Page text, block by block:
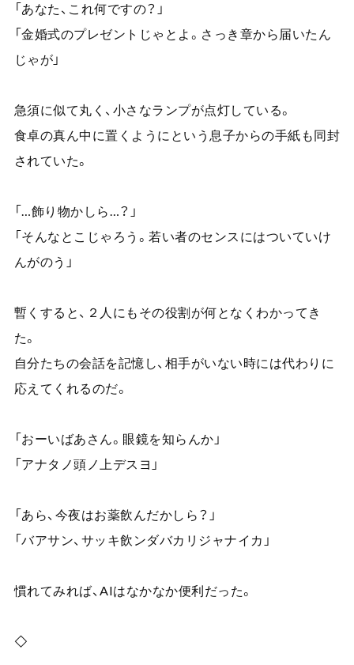
「あなた、これ何ですの？」
「金婚式のプレゼントじゃとよ。さっき章から届いたん
じゃが」
急須に似て丸く、小さなランプが点灯している。
食卓の真ん中に置くようにという息子からの手紙も同封
されていた。
「…飾り物かしら…？」
「そんなとこじゃろう。若い者のセンスにはついていけ
んがのう」
暫くすると、２人にもその役割が何となくわかってき
た。
自分たちの会話を記憶し、相手がいない時には代わりに
応えてくれるのだ。
「おーいばあさん。眼鏡を知らんか」
「アナタノ頭ノ上デスヨ」
「あら、今夜はお薬飲んだかしら？」
「バアサン、サッキ飲ンダバカリジャナイカ」
慣れてみれば、AIはなかなか便利だった。
◇